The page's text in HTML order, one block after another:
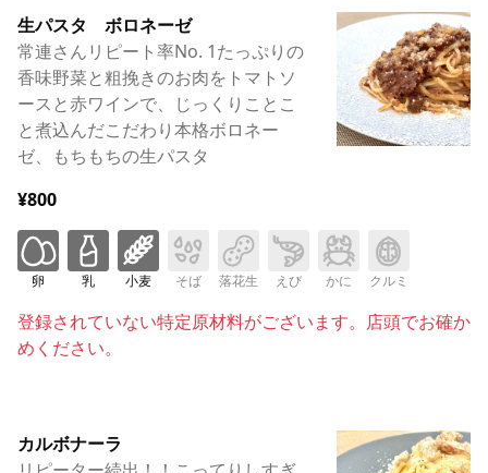
生パスタ ボロネーゼ
常連さんリピート率No. 1たっぷりの
香味野菜と粗挽きのお肉をトマトソ
ースと赤ワインで、じっくりことこ
と煮込んだこだわり本格ボロネー
ゼ、もちもちの生パスタ
¥800
卵 乳 小麦 そば 落花生 えび かに クルミ
登録されていない特定原材料がございます。店頭でお確か
めください。
カルボナーラ